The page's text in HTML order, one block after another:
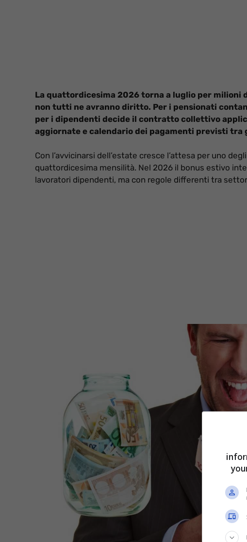
La quattordicesima 2026 torna a luglio per milioni
non tutti ne avranno diritto. Per i pensionati
per i dipendenti decide il contratto collettivo
aggiornate e calendario dei pagamenti previsti tra
Con l’avvicinarsi dell’estate cresce l’attesa per uno
quattordicesima mensilità. Nel 2026 il bonus estivo
lavoratori dipendenti, ma con regole differenti tra